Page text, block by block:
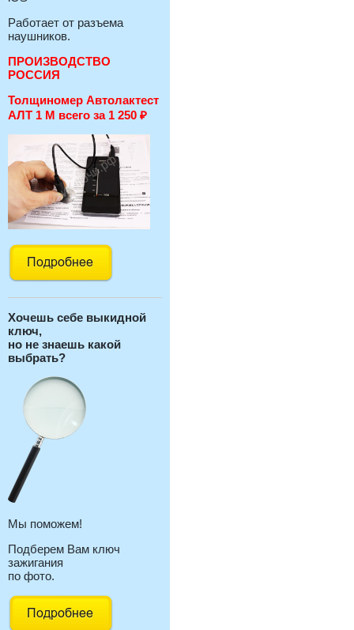
Работает от разъема
наушников.
ПРОИЗВОДСТВО
РОССИЯ
Толщиномер Автолактест
АЛТ 1 М всего за 1 250 ₽
Хочешь себе выкидной
ключ,
но не знаешь какой
выбрать?
Мы поможем!
Подберем Вам ключ
зажигания
по фото.